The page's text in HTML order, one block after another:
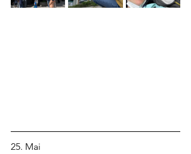
25. Mai